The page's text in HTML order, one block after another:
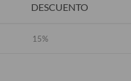
DESCUENTO
15%